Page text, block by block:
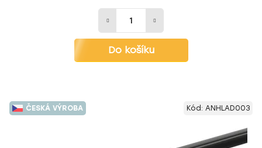
Do košíku
ČESKÁ VÝROBA Kód: ANHLAD003